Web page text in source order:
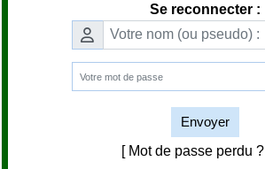
Se reconnecter :
Envoyer
[ Mot de passe perdu ?